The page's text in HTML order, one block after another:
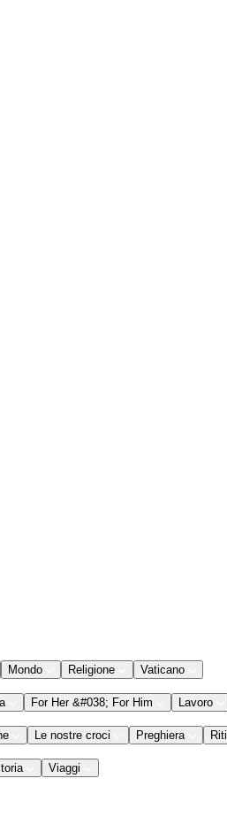
Mondo Religione Vaticano
For Her &#038; For Him Lavoro
Le nostre croci Preghiera Riti
Viaggi